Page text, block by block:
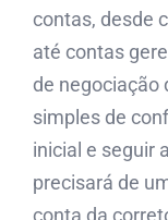
contas, desde
até contas
de negociação
simples de
inicial e seguir
precisará de
conta da